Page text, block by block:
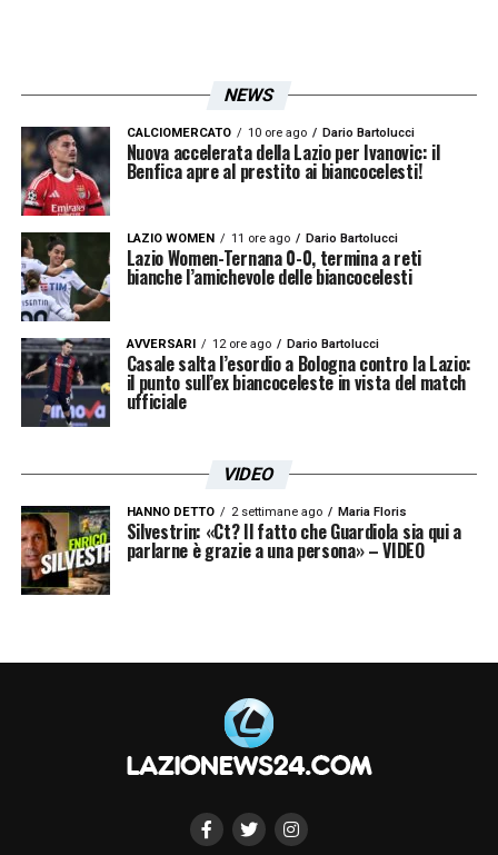
NEWS
CALCIOMERCATO 10 ore ago Dario Bartolucci
Nuova accelerata della Lazio per Ivanovic: il
Benfica apre al prestito ai biancocelesti!
LAZIO WOMEN 11 ore ago Dario Bartolucci
Lazio Women-Ternana 0-0, termina a reti
bianche l’amichevole delle biancocelesti
AVVERSARI 12 ore ago Dario Bartolucci
Casale salta l’esordio a Bologna contro la Lazio:
il punto sull’ex biancoceleste in vista del match
ufficiale
VIDEO
HANNO DETTO 2 settimane ago Maria Floris
Silvestrin: «Ct? Il fatto che Guardiola sia qui a
parlarne è grazie a una persona» – VIDEO